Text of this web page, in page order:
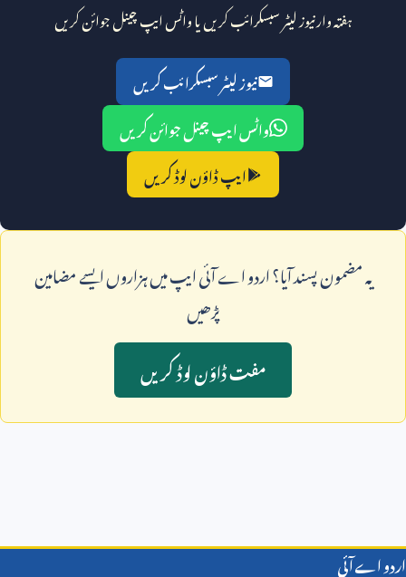
ہفتہ وار نیوز لیٹر سبسکرائب کریں یا واٹس ایپ چینل جوائن کریں
نیوز لیٹر سبسکرائب کریں
واٹس ایپ چینل جوائن کریں
ایپ ڈاؤن لوڈ کریں
يہ مضمون پسند آيا؟ اردو اے آئی ايپ ميں ہزاروں ايسے مضامين
پڑھيں
مفت ڈاؤن لوڈ کريں
اردو اے آئی